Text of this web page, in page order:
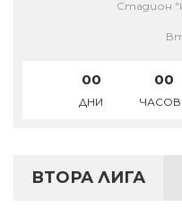
Стадион
00
ДНИ
00
ВТОРА ЛИГА